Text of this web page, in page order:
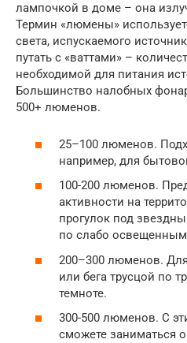
лампочкой в доме – она
Термин «люмены»
света, испускаемого
путать с «ваттами» –
необходимой для питания
Большинство налобных
500+ люменов.
25–100 люменов.
например, для
100-200 люменов.
активности на
прогулок под
по слабо
200–300 люменов.
или бега трусцой по
темноте.
300-500 люменов. С
сможете заниматься